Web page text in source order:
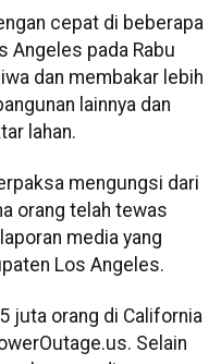
cepat di beberapa
Angeles pada Rabu
dan membakar lebih
lainnya dan
lahan.
mengungsi dari
orang telah tewas
media yang
Los Angeles.
juta orang di California
Selain